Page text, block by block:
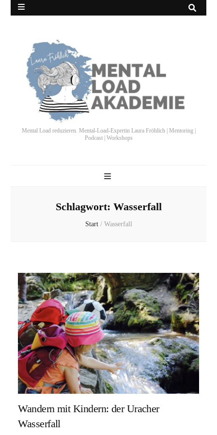
Mental Load reduzieren. Mental-Load-Expertin Laura Fröhlich | Mentoring |
Podcast | Workshops
Schlagwort: Wasserfall
Start / Wasserfall
Wandern mit Kindern: der Uracher
Wasserfall